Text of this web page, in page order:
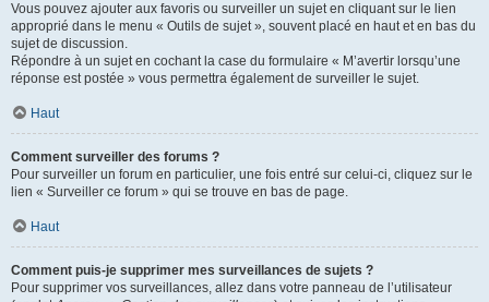
Vous pouvez ajouter aux favoris ou surveiller un sujet en cliquant sur le lien
approprié dans le menu « Outils de sujet », souvent placé en haut et en bas du
sujet de discussion.
Répondre à un sujet en cochant la case du formulaire « M’avertir lorsqu’une
réponse est postée » vous permettra également de surveiller le sujet.
Haut
Comment surveiller des forums ?
Pour surveiller un forum en particulier, une fois entré sur celui-ci, cliquez sur le
lien « Surveiller ce forum » qui se trouve en bas de page.
Haut
Comment puis-je supprimer mes surveillances de sujets ?
Pour supprimer vos surveillances, allez dans votre panneau de l’utilisateur